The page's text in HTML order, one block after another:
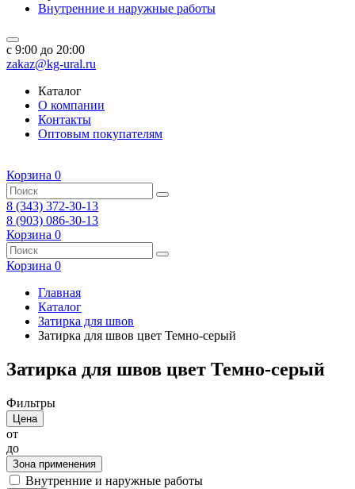
Внутренние и наружные работы
c 9:00 до 20:00
zakaz@kg-ural.ru
Каталог
О компании
Контакты
Оптовым покупателям
Корзина 0
8 (343) 372-30-13
8 (903) 086-30-13
Корзина 0
Корзина 0
Главная
Каталог
Затирка для швов
Затирка для швов цвет Темно-серый
Затирка для швов цвет Темно-серый
Фильтры
Цена
от
до
Зона применения
Внутренние и наружные работы